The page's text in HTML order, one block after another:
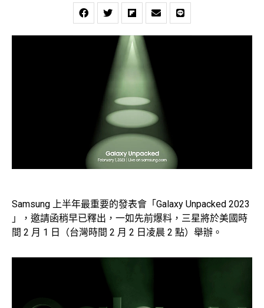
Samsung 上半年最重要的發表會「Galaxy Unpacked 2023
」，邀請函稍早已釋出，一如先前爆料，三星將於美國時
間 2 月 1 日（台灣時間 2 月 2 日凌晨 2 點）舉辦。